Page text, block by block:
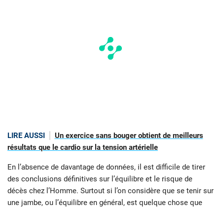
LIRE AUSSI
Un exercice sans bouger obtient de meilleurs
résultats que le cardio sur la tension artérielle
En l’absence de davantage de données, il est difficile de tirer
des conclusions définitives sur l’équilibre et le risque de
décès chez l’Homme. Surtout si l’on considère que se tenir sur
une jambe, ou l’équilibre en général, est quelque chose que